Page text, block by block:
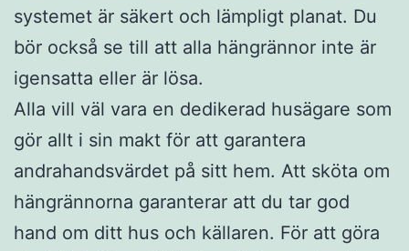
systemet är säkert och lämpligt planat. Du
bör också se till att alla hängrännor inte är
igensatta eller är lösa.
Alla vill väl vara en dedikerad husägare som
gör allt i sin makt för att garantera
andrahandsvärdet på sitt hem. Att sköta om
hängrännorna garanterar att du tar god
hand om ditt hus och källaren. För att göra